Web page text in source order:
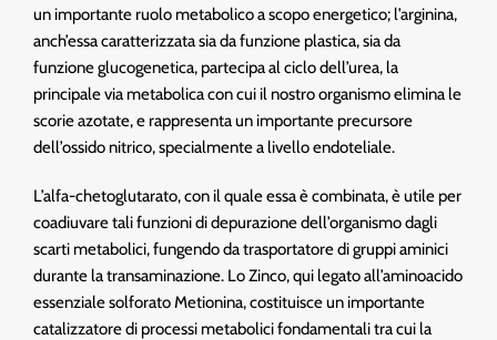
un importante ruolo metabolico a scopo energetico; l’arginina,
anch’essa caratterizzata sia da funzione plastica, sia da
funzione glucogenetica, partecipa al ciclo dell’urea, la
principale via metabolica con cui il nostro organismo elimina le
scorie azotate, e rappresenta un importante precursore
dell’ossido nitrico, specialmente a livello endoteliale.
L’alfa-chetoglutarato, con il quale essa è combinata, è utile per
coadiuvare tali funzioni di depurazione dell’organismo dagli
scarti metabolici, fungendo da trasportatore di gruppi aminici
durante la transaminazione. Lo Zinco, qui legato all’aminoacido
essenziale solforato Metionina, costituisce un importante
catalizzatore di processi metabolici fondamentali tra cui la